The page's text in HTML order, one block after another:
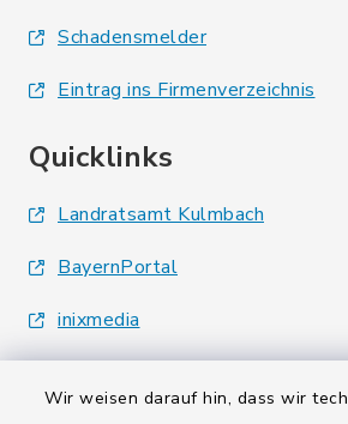
Wir weisen darauf hin, dass wir
Schadensmelder
Eintrag ins Firmenverzeichnis
Quicklinks
Landratsamt Kulmbach
BayernPortal
inixmedia